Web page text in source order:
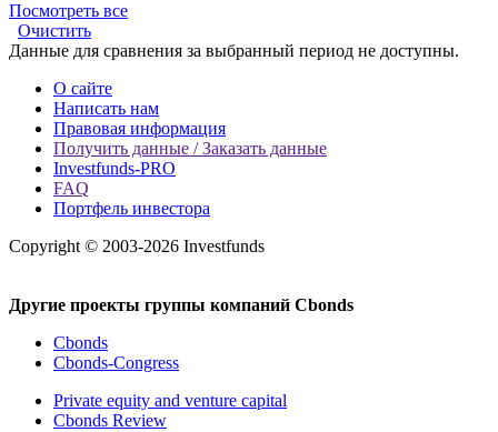
Посмотреть все
Очистить
Данные для сравнения за выбранный период не доступны.
О сайте
Написать нам
Правовая информация
Получить данные / Заказать данные
Investfunds-PRO
FAQ
Портфель инвестора
Copyright © 2003-2026 Investfunds
Другие проекты группы компаний Cbonds
Cbonds
Cbonds-Congress
Private equity and venture capital
Cbonds Review